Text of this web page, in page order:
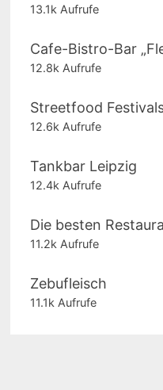
13.1k Aufrufe
Cafe-Bistro-Bar
12.8k Aufrufe
Streetfood
12.6k Aufrufe
Tankbar Leipzig
12.4k Aufrufe
Die besten
11.2k Aufrufe
Zebufleisch
11.1k Aufrufe